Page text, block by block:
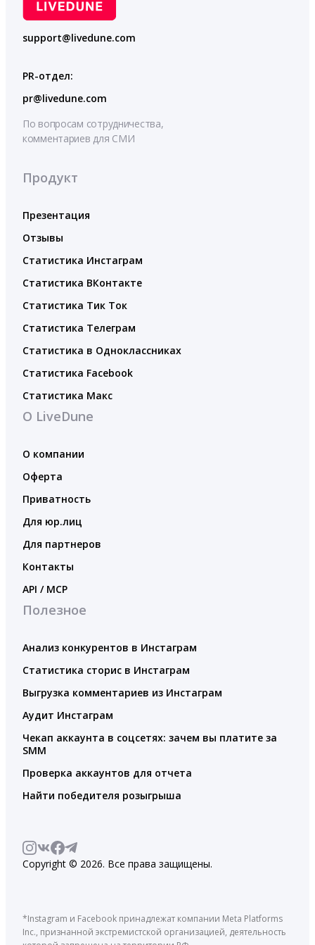
support@livedune.com
PR-отдел:
pr@livedune.com
По вопросам сотрудничества,
комментариев для СМИ
Продукт
Презентация
Отзывы
Статистика Инстаграм
Статистика ВКонтакте
Статистика Тик Ток
Статистика Телеграм
Статистика в Одноклассниках
Статистика Facebook
Статистика Макс
О LiveDune
О компании
Оферта
Приватность
Для юр.лиц
Для партнеров
Контакты
API / MCP
Полезное
Анализ конкурентов в Инстаграм
Статистика сторис в Инстаграм
Выгрузка комментариев из Инстаграм
Аудит Инстаграм
Чекап аккаунта в соцсетях: зачем вы платите за
SMM
Проверка аккаунтов для отчета
Найти победителя розыгрыша
Copyright © 2026. Все права защищены.
*Instagram и Facebook принадлежат компании Meta Platforms
Inc., признанной экстремистской организацией, деятельность